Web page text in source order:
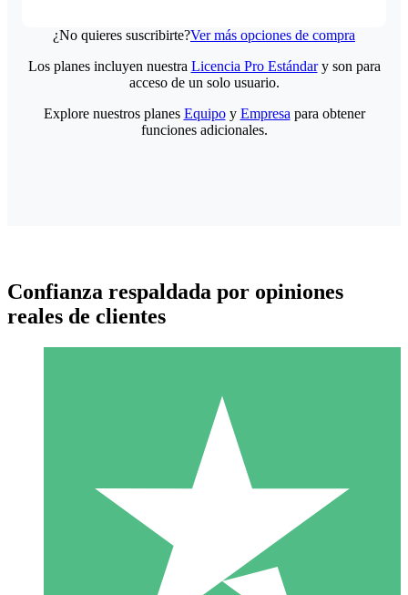
¿No quieres suscribirte?Ver más opciones de compra
Paquetes de Créditos Individuales
Paga según el uso con créditos de descarga. Sin compromiso
10 00
Los planes incluyen nuestra Licencia Pro Estándary son para
acceso de un solo usuario.
Explore nuestros planes Equipoy Empresa para obtener
funciones adicionales.
Confianza respaldada por opiniones
reales de clientes